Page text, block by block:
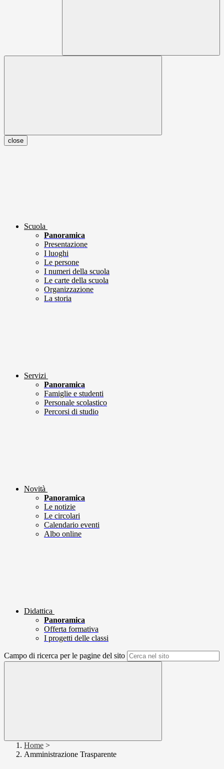
close
Scuola
Panoramica
Presentazione
I luoghi
Le persone
I numeri della scuola
Le carte della scuola
Organizzazione
La storia
Servizi
Panoramica
Famiglie e studenti
Personale scolastico
Percorsi di studio
Novità
Panoramica
Le notizie
Le circolari
Calendario eventi
Albo online
Didattica
Panoramica
Offerta formativa
I progetti delle classi
Campo di ricerca per le pagine del sito
Home >
Amministrazione Trasparente